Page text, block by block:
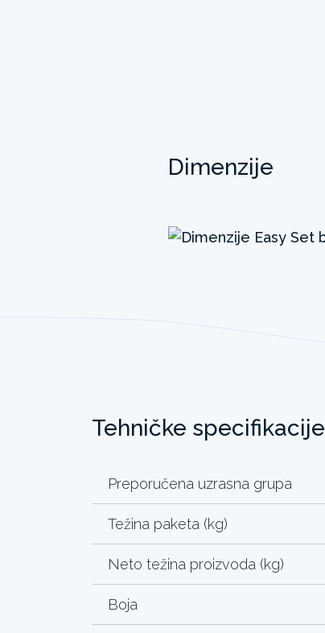
Dimenzije
Tehničke specifikacije
Preporučena uzrasna grupa
Težina paketa (kg)
Neto težina proizvoda (kg)
Boja